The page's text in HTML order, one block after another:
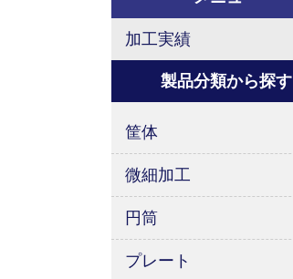
加工実績
製品分類から探す
筐体
微細加工
円筒
プレート